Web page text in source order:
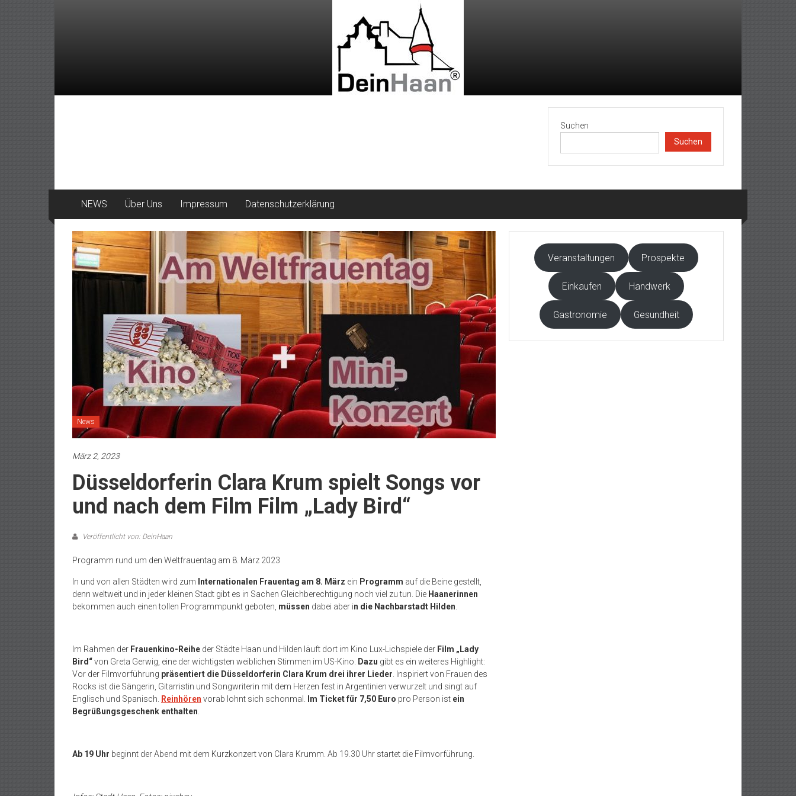
Suchen
Suchen
NEWS Über Uns Impressum Datenschutzerklärung
News
März 2, 2023
Düsseldorferin Clara Krum spielt Songs vor
und nach dem Film Film „Lady Bird“
Veröffentlicht von: DeinHaan
Programm rund um den Weltfrauentag am 8. März 2023
In und von allen Städten wird zum Internationalen Frauentag am 8. März ein Programm auf die Beine gestellt,
denn weltweit und in jeder kleinen Stadt gibt es in Sachen Gleichberechtigung noch viel zu tun. Die Haanerinnen
bekommen auch einen tollen Programmpunkt geboten, müssen dabei aber in die Nachbarstadt Hilden
Im Rahmen der Frauenkino-Reihe der Städte Haan und Hilden läuft dort im Kino Lux-Lichspiele der Film „Lady
Bird“von Greta Gerwig, eine der wichtigsten weiblichen Stimmen im US-Kino. Dazu gibt es ein weiteres Highlight:
Vor der Filmvorführung präsentiert die Düsseldorferin Clara Krum drei ihrer Lieder . Inspiriert von Frauen des
Rocks ist die Sängerin, Gitarristin und Songwriterin mit dem Herzen fest in Argentinien verwurzelt und singt auf
Englisch und Spanisch.
Reinhören vorab lohnt sich schonmal. Im Ticket für 7,50 Euro pro Person ist ein
Begrüßungsgeschenk enthalten
Ab 19 Uhr beginnt der Abend mit dem Kurzkonzert von Clara Krumm. Ab 19.30 Uhr startet die Filmvorführung.
Veranstaltungen Prospekte
Einkaufen Handwerk
Gastronomie Gesundheit